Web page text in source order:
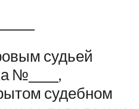
судьей
№_____,
судебном